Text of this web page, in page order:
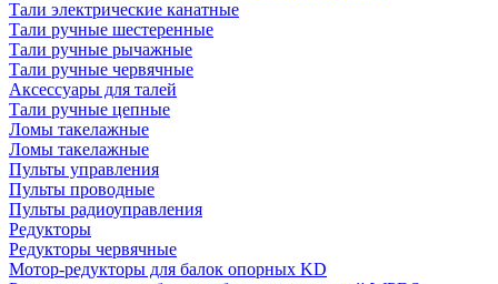
Тали электрические канатные
Тали ручные шестеренные
Тали ручные рычажные
Тали ручные червячные
Аксессуары для талей
Тали ручные цепные
Ломы такелажные
Ломы такелажные
Пульты управления
Пульты проводные
Пульты радиоуправления
Редукторы
Редукторы червячные
Мотор-редукторы для балок опорных KD